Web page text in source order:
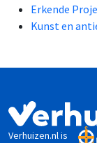
Erkende
Kunst en
Verhuizen.nl is